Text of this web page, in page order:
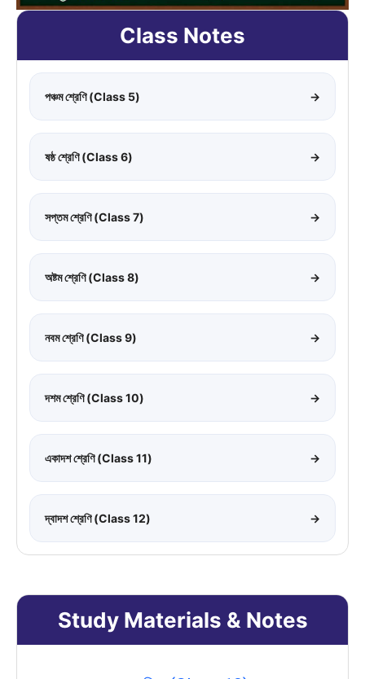
Class Notes
পঞ্চম শ্রেণি (Class 5) →
ষষ্ঠ শ্রেণি (Class 6) →
সপ্তম শ্রেণি (Class 7) →
অষ্টম শ্রেণি (Class 8) →
নবম শ্রেণি (Class 9) →
দশম শ্রেণি (Class 10) →
একাদশ শ্রেণি (Class 11) →
দ্বাদশ শ্রেণি (Class 12) →
Study Materials & Notes